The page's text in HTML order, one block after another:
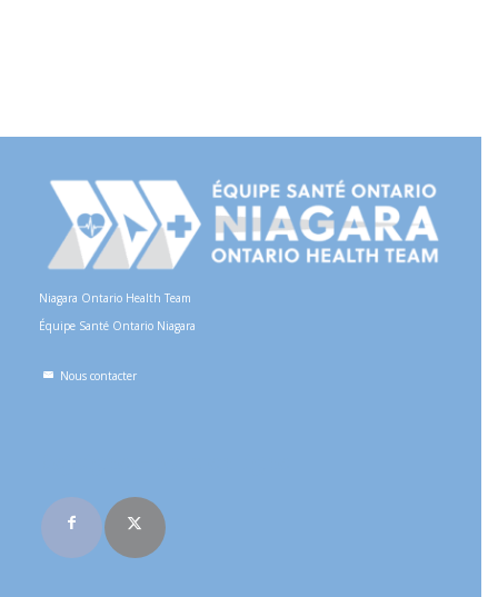
Niagara Ontario Health Team
Équipe Santé Ontario Niagara
Nous contacter